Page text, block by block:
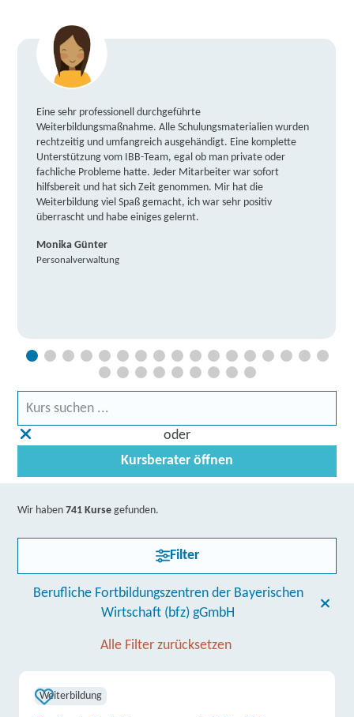
Eine sehr professionell durchgeführte
Weiterbildungsmaßnahme. Alle Schulungsmaterialien wurden
rechtzeitig und umfangreich ausgehändigt. Eine komplette
Unterstützung vom IBB-Team, egal ob man private oder
fachliche Probleme hatte. Jeder Mitarbeiter war sofort
hilfsbereit und hat sich Zeit genommen. Mir hat die
Weiterbildung viel Spaß gemacht, ich war sehr positiv
überrascht und habe einiges gelernt.
Monika Günter
Personalverwaltung
oder
Kursberater öffnen
Wir haben741 Kurse gefunden.
Filter
Berufliche Fortbildungszentren der Bayerischen
Wirtschaft (bfz) gGmbH
Alle Filter zurücksetzen
Weiterbildung